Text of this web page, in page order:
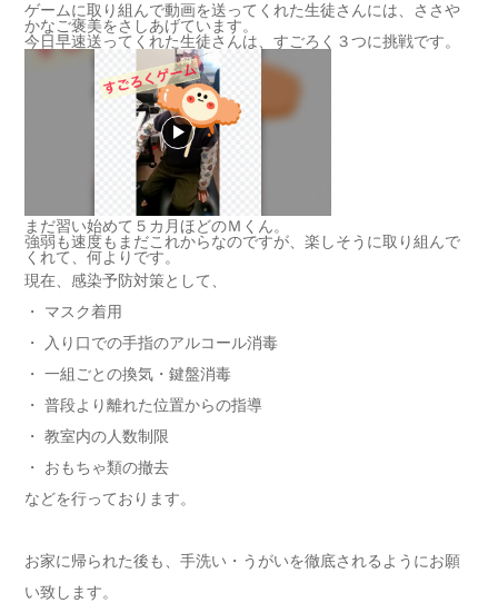
ゲームに取り組んで動画を送ってくれた生徒さんには、ささや
かなご褒美をさしあげています。
今日早速送ってくれた生徒さんは、すごろく３つに挑戦です。
まだ習い始めて５カ月ほどのＭくん。
強弱も速度もまだこれからなのですが、楽しそうに取り組んで
くれて、何よりです。
現在、感染予防対策として、
・ マスク着用
・ 入り口での手指のアルコール消毒
・ 一組ごとの換気・鍵盤消毒
・ 普段より離れた位置からの指導
・ 教室内の人数制限
・ おもちゃ類の撤去
などを行っております。
お家に帰られた後も、手洗い・うがいを徹底されるようにお願
い致します。